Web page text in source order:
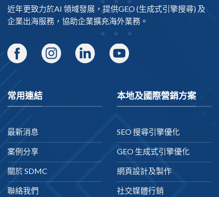
案。
近年更致力於AI 領域發展，提供GEO(生成式引擎搜尋) 及
服務，協助企業擴充海外業務。
最新消息
案例分享
關於 SDMC
SEO 搜尋引擎優化
GEO 生成式引擎優化
網頁設計及製作